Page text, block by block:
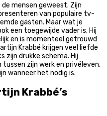
mensen geweest. Zijn
van populaire tv-
gasten. Maar wat je
een toegewijde vader is. Hij
en is momenteel getrouwd
Krabbé krijgen veel liefde
zijn drukke schema. Hij
zijn werk en privéleven,
wanneer het nodig is.
Krabbé’s